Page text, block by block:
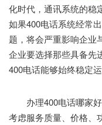
化时代，通讯系统的稳
如果400电话系统经常
题，将会严重影响企业
企业要选择那些具备先
400电话能够始终稳定运
办理400电话哪家好
考虑服务质量、价格、